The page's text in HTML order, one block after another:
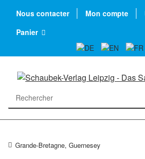
Nous contacter Mon compte
Panier
Grande-Bretagne, Guernesey